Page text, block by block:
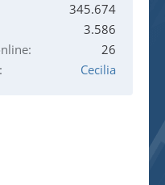
345.674
3.586
26
Cecilia